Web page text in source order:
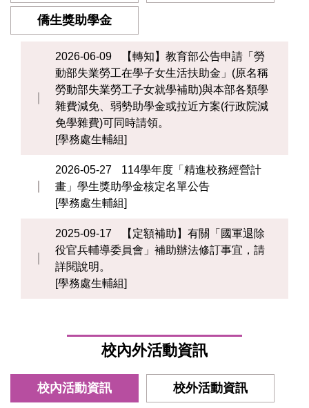
僑生獎助學金
2026-06-09
【轉知】教育部公告申請「勞
動部失業勞工在學子女生活扶助金」(原名稱
勞動部失業勞工子女就學補助)與本部各類學
雜費減免、弱勢助學金或拉近方案(行政院減
免學雜費)可同時請領。
[學務處生輔組]
2026-05-27
114學年度「精進校務經營計
畫」學生獎助學金核定名單公告
[學務處生輔組]
2025-09-17
【定額補助】有關「國軍退除
役官兵輔導委員會」補助辦法修訂事宜，請
詳閱說明。
[學務處生輔組]
校內外活動資訊
校內活動資訊 校外活動資訊